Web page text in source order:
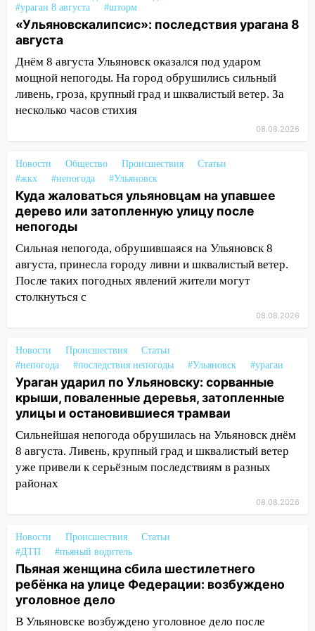
16:34
Из-за мощной непогоды в
Ульяновске отменили фестиваль «Наше
время»
16:17 Мелекесский район первым в
Ульяновской области намолотил более
100 тысяч тонн зерна
тысяч заявлений
15:04
Фоторепортаж с улиц Ульяновска
после шторма: поваленные деревья и
затопленные улицы
14:28 Ураган вырвал остановку на улице
Деева в Заволжье
14:26 Жители Ульяновска сами
пытаются расчистить ливнёвки, не
14:16
Шторм продолжает ломать город:
на улице Любови Шевцовой рухнул
светофор
14:14 Студента из Ульяновска обманули
мошенники под видом преподавателя
14:12 Куда жаловаться ульяновцам на
упавшее дерево или затопленную улицу
после непогоды
строящегося дома
13:54
В мэрии Ульяновска рассказали,
как устраняют последствия мощного
шторма
13:49
Стихия продолжает крушить
#ураган 8 августа
#шторм
«Ульяновскалипсис»: последствия урагана 8
августа
Днём 8 августа Ульяновск оказался под ударом
мощной непогоды. На город обрушились сильный
ливень, гроза, крупный град и шквалистый ветер. За
несколько часов стихия
08.08.2026
Новости Общество Происшествия
Статьи
#жкх
#непогода #Ульяновск
Куда жаловаться ульяновцам на упавшее
дерево или затопленную улицу после
непогоды
Сильная непогода, обрушившаяся на Ульяновск 8
августа, принесла городу ливни и шквалистый ветер.
После таких погодных явлений жители могут
столкнуться с
08.08.2026
Новости Происшествия
Статьи
#непогода
#последствия непогоды #Ульяновск #ураган
Ураган ударил по Ульяновску: сорванные
крыши, поваленные деревья, затопленные
улицы и остановившиеся трамваи
Сильнейшая непогода обрушилась на Ульяновск днём
8 августа. Ливень, крупный град и шквалистый ветер
уже привели к серьёзным последствиям в разных
районах
08.08.2026
Новости Происшествия
Статьи
#ДТП
#пьяный водитель
Пьяная женщина сбила шестилетнего
ребёнка на улице Федерации: возбуждено
уголовное дело
В Ульяновске возбуждено уголовное дело после